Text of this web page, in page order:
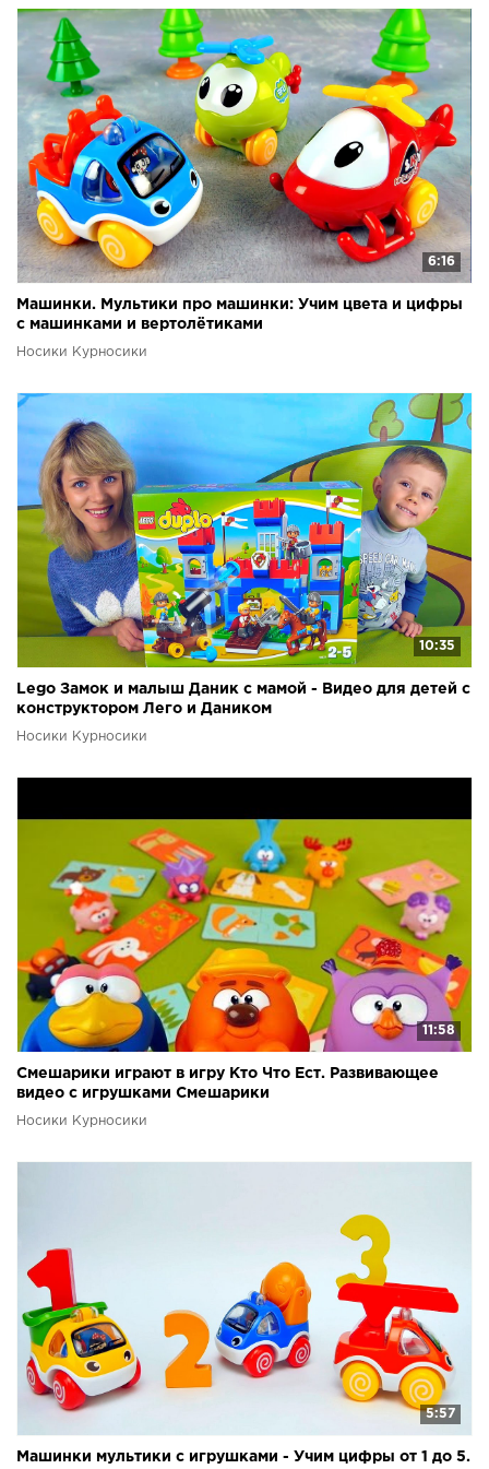
6:16
Машинки. Мультики про машинки: Учим цвета и цифры
с машинками и вертолётиками
Носики Курносики
10:35
Lego Замок и малыш Даник с мамой - Видео для детей с
конструктором Лего и Даником
Носики Курносики
11:58
Смешарики играют в игру Кто Что Ест. Развивающее
видео с игрушками Смешарики
Носики Курносики
5:57
Машинки мультики с игрушками - Учим цифры от 1 до 5.